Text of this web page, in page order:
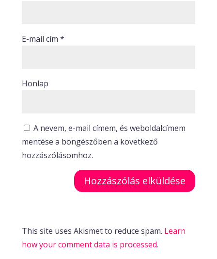
E-mail cím *
Honlap
A nevem, e-mail címem, és weboldalcímem
mentése a böngészőben a következő
hozzászólásomhoz.
This site uses Akismet to reduce spam. Learn
how your comment data is processed.